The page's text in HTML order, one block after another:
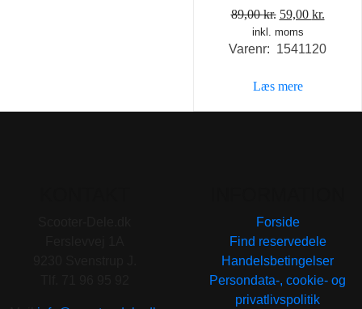
89,00kr. Den
oprindelige
pris
89,00 kr..
59,00 kr.
pris
inkl. moms
Varenr: 1541120
Læs mere
Forside
Find reservedele
Handelsbetingelser
Persondata-, cookie- og
privatlivspolitik